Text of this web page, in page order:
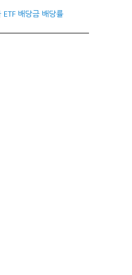
배당금 배당률